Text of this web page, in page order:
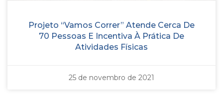
Projeto “Vamos Correr” Atende Cerca De
70 Pessoas E Incentiva À Prática De
Atividades Físicas
25 de novembro de 2021